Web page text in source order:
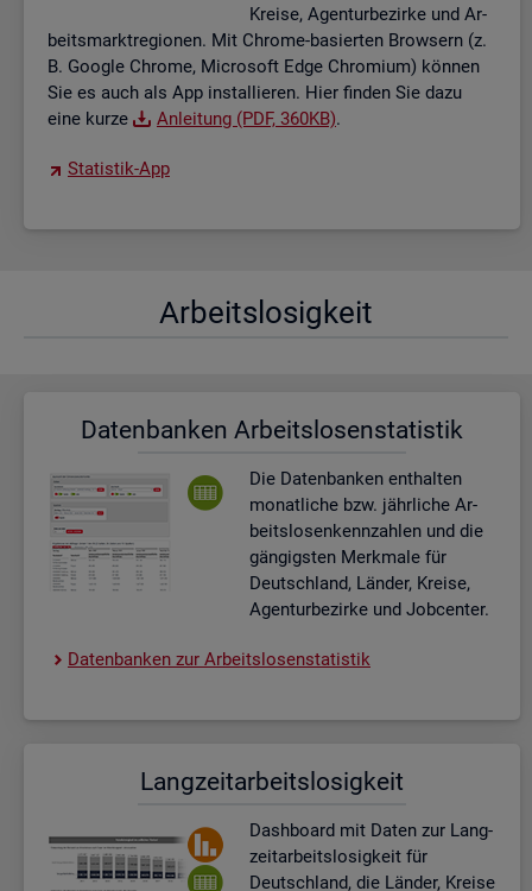
Krei­se, Agen­tur­be­zir­ke und Ar­
beits­markt­re­gio­nen. Mit Chro­me-ba­sier­ten Brow­sern (z.
B. Goog­le Chro­me, Mi­cro­soft Edge Chro­mi­um) kön­nen
Sie es auch als App in­stal­lie­ren. Hier fin­den Sie dazu
eine kurze
An­lei­tung (PDF, 360KB).
Sta­tis­tik-App
Ar­beits­lo­sig­keit
Da­ten­ban­ken Ar­beits­lo­sen­sta­tis­tik
Die Da­ten­ban­ken ent­hal­ten
mo­nat­li­che bzw. jähr­li­che Ar­
beits­lo­sen­kenn­zah­len und die
gän­gigs­ten Merk­ma­le für
Deutsch­land, Län­der, Krei­se,
Agen­tur­be­zir­ke und Job­cen­ter.
Da­ten­ban­ken zur Ar­beits­lo­sen­sta­tis­tik
Lang­zeit­ar­beits­lo­sig­keit
Dash­board mit Daten zur Lang­
zeit­ar­beits­lo­sig­keit für
Deutsch­land, die Län­der, Krei­se